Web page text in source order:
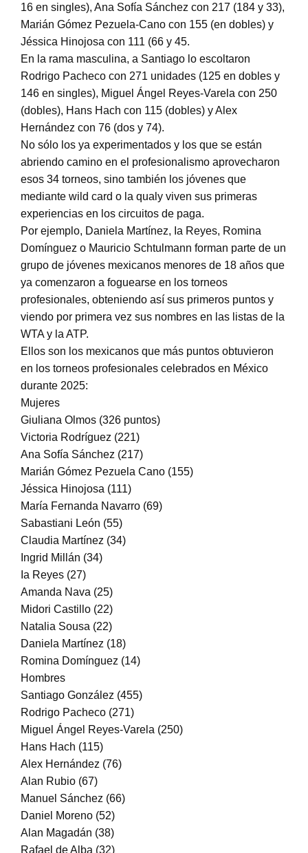
16 en singles), Ana Sofía Sánchez con 217 (184 y 33),
Marián Gómez Pezuela-Cano con 155 (en dobles) y
Jéssica Hinojosa con 111 (66 y 45.
En la rama masculina, a Santiago lo escoltaron
Rodrigo Pacheco con 271 unidades (125 en dobles y
146 en singles), Miguel Ángel Reyes-Varela con 250
(dobles), Hans Hach con 115 (dobles) y Alex
Hernández con 76 (dos y 74).
No sólo los ya experimentados y los que se están
abriendo camino en el profesionalismo aprovecharon
esos 34 torneos, sino también los jóvenes que
mediante wild card o la qualy viven sus primeras
experiencias en los circuitos de paga.
Por ejemplo, Daniela Martínez, Ia Reyes, Romina
Domínguez o Mauricio Schtulmann forman parte de un
grupo de jóvenes mexicanos menores de 18 años que
ya comenzaron a foguearse en los torneos
profesionales, obteniendo así sus primeros puntos y
viendo por primera vez sus nombres en las listas de la
WTA y la ATP.
Ellos son los mexicanos que más puntos obtuvieron
en los torneos profesionales celebrados en México
durante 2025:
Mujeres
Giuliana Olmos (326 puntos)
Victoria Rodríguez (221)
Ana Sofía Sánchez (217)
Marián Gómez Pezuela Cano (155)
Jéssica Hinojosa (111)
María Fernanda Navarro (69)
Sabastiani León (55)
Claudia Martínez (34)
Ingrid Millán (34)
Ia Reyes (27)
Amanda Nava (25)
Midori Castillo (22)
Natalia Sousa (22)
Daniela Martínez (18)
Romina Domínguez (14)
Hombres
Santiago González (455)
Rodrigo Pacheco (271)
Miguel Ángel Reyes-Varela (250)
Hans Hach (115)
Alex Hernández (76)
Alan Rubio (67)
Manuel Sánchez (66)
Daniel Moreno (52)
Alan Magadán (38)
Rafael de Alba (32)